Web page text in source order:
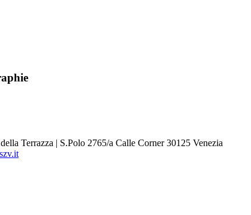
Terrazza | S.Polo 2765/a Calle Corner 30125 Venezia